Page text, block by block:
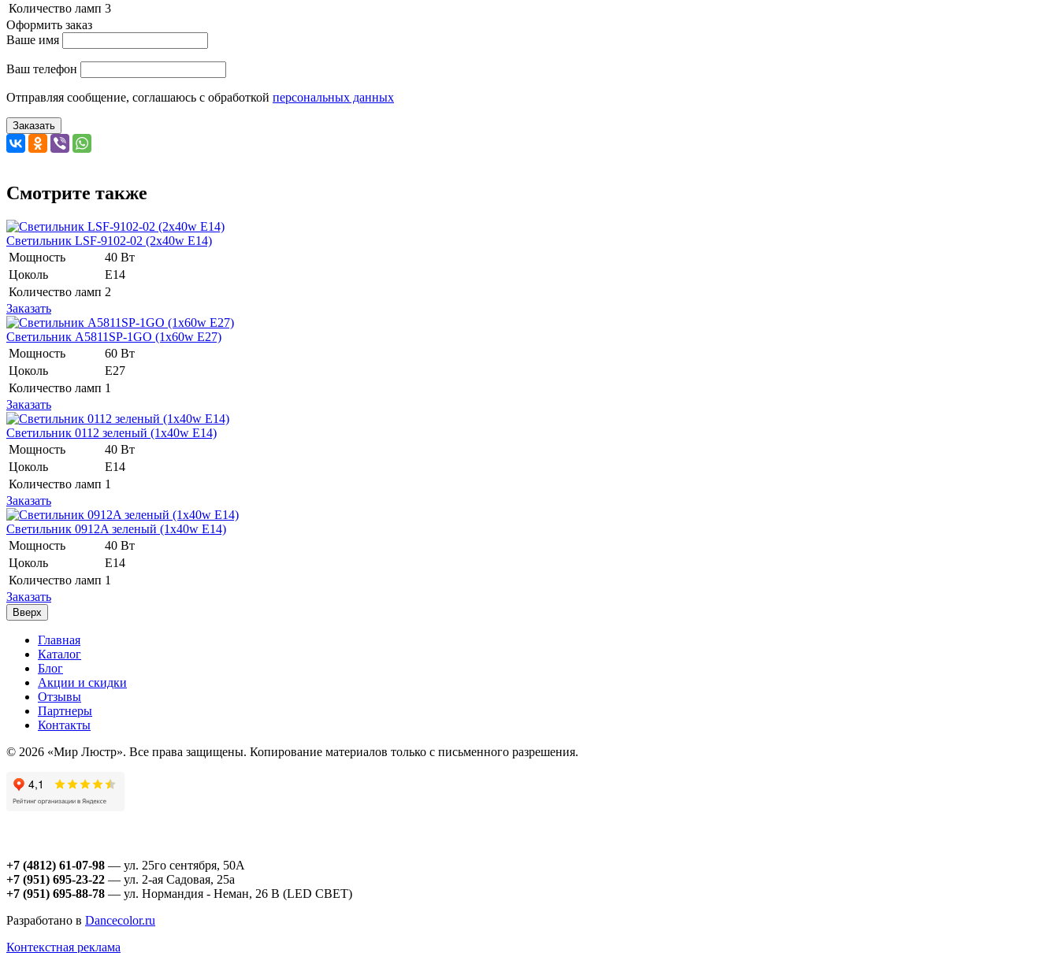
Количество ламп 3
Оформить заказ
Ваше имя
Ваш телефон
Отправляя сообщение, соглашаюсь с обработкой персональных данных
Заказать
Смотрите также
Светильник LSF-9102-02 (2x40w E14)
Мощность
40 Вт
Цоколь
Е14
Количество ламп 2
Заказать
Светильник A5811SP-1GO (1x60w E27)
Мощность
60 Вт
Цоколь
Е27
Количество ламп 1
Заказать
Светильник 0112 зеленый (1x40w E14)
Мощность
40 Вт
Цоколь
E14
Количество ламп 1
Заказать
Светильник 0912A зеленый (1x40w E14)
Мощность
40 Вт
Цоколь
Е14
Количество ламп 1
Заказать
Вверх
Главная
Каталог
Блог
Акции и скидки
Отзывы
Партнеры
Контакты
© 2026 «Мир Люстр». Все права защищены. Копирование материалов только с письменного разрешения.
+7 (4812) 61-07-98 — ул. 25го сентября, 50А
+7 (951) 695-23-22 — ул. 2-ая Садовая, 25а
+7 (951) 695-88-78 — ул. Нормандия - Неман, 26 В (LED СВЕТ)
Разработано в Dancecolor.ru
Контекстная реклама